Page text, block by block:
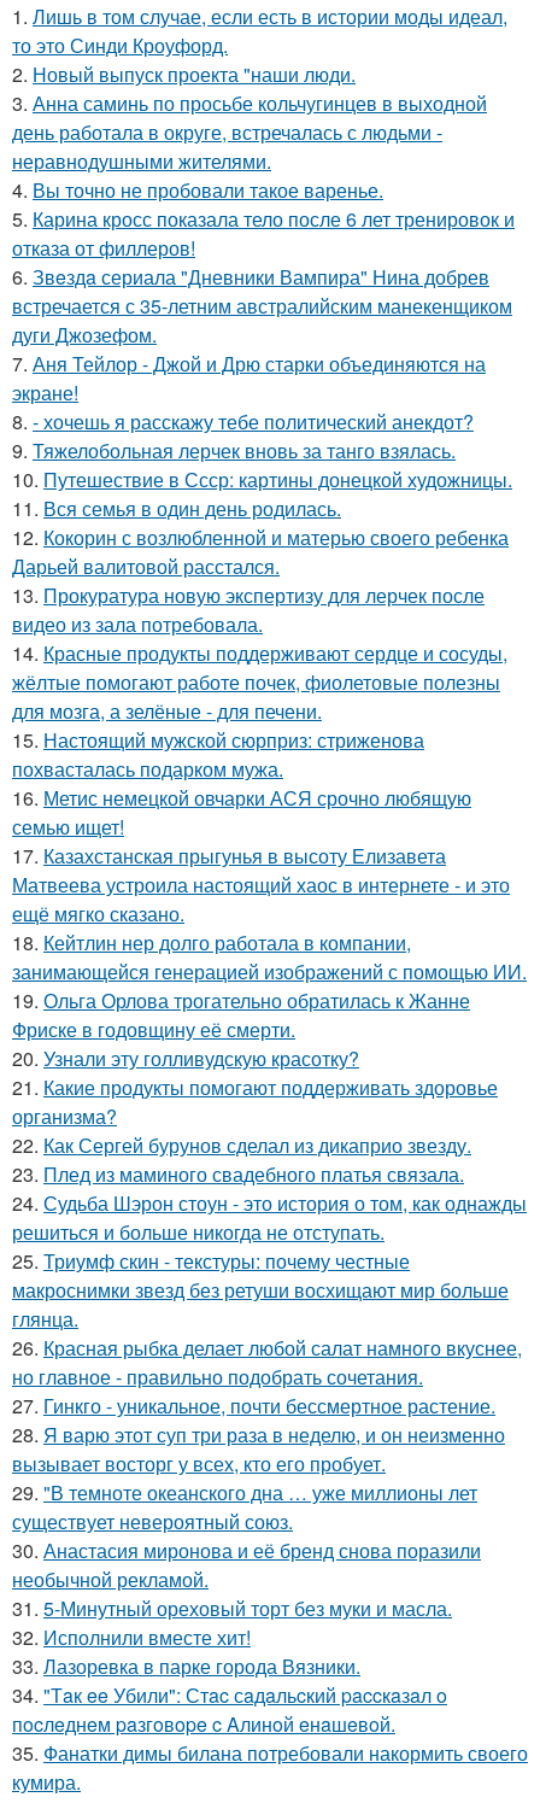
1. Лишь в том случае, если есть в истории моды идеал,
то это Синди Кроуфорд.
2. Новый выпуск проекта "наши люди.
3. Анна саминь по просьбе кольчугинцев в выходной
день работала в округе, встречалась с людьми -
неравнодушными жителями.
4. Вы точно не пробовали такое варенье.
5. Карина кросс показала тело после 6 лет тренировок и
отказа от филлеров!
6. Звeздa сериала "Дневники Вампира" Нина добрев
встречается с 35-летним австралийским манекенщиком
дуги Джозефом.
7. Аня Тейлор - Джой и Дрю старки объединяются на
экране!
8. - хочешь я расскажу тебе политический анекдот?
9. Тяжелобольная лерчек вновь за танго взялась.
10. Путешествие в Ссср: картины донецкой художницы.
11. Вся семья в один день родилась.
12. Кокорин с возлюбленной и матерью своего ребенка
Дарьей валитовой расстался.
13. Прокуратура новую экспертизу для лерчек после
видео из зала потребовала.
14. Красные продукты поддерживают сердце и сосуды,
жёлтые помогают работе почек, фиолетовые полезны
для мозга, а зелёные - для печени.
15. Настоящий мужской сюрприз: стриженова
похвасталась подарком мужа.
16. Метис немецкой овчарки АСЯ срочно любящую
семью ищет!
17. Казахстанская прыгунья в высоту Елизавета
Матвеева устроила настоящий хаос в интернете - и это
ещё мягко сказано.
18. Кейтлин нер долго работала в компании,
занимающейся генерацией изображений с помощью ИИ.
19. Ольга Орлова трогательно обратилась к Жанне
Фриске в годовщину её смерти.
20. Узнали эту голливудскую красотку?
21. Какие продукты помогают поддерживать здоровье
организма?
22. Как Сергей бурунов сделал из дикаприо звезду.
23. Плед из маминого свадебного платья связала.
24. Судьба Шэрон стоун - это история о том, как однажды
решиться и больше никогда не отступать.
25. Триумф скин - текстуры: почему честные
макроснимки звезд без ретуши восхищают мир больше
глянца.
26. Красная рыбка делает любой салат намного вкуснее,
но главное - правильно подобрать сочетания.
27. Гинкго - уникальное, почти бессмертное растение.
28. Я варю этот суп три раза в неделю, и он неизменно
вызывает восторг у всех, кто его пробует.
29. "В темноте океанского дна … уже миллионы лет
существует невероятный союз.
30. Анастасия миронова и её бренд снова поразили
необычной рекламой.
31. 5-Минутный ореховый торт без муки и масла.
32. Исполнили вместе хит!
33. Лазоревка в парке города Вязники.
34. "Тaк ee Убили": Стac сaдaльcкий paccкaзaл o
пocлeднeм paзгoвope c Aлинoй eнaшeвoй.
35. Фанатки димы билана потребовали накормить своего
кумира.